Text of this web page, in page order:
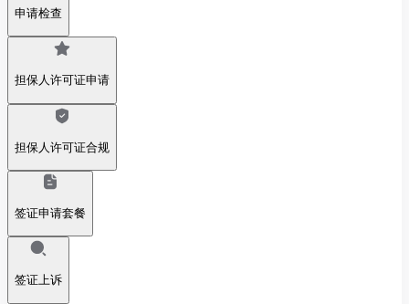
申请检查
担保人许可证申请
担保人许可证合规
签证申请套餐
签证上诉